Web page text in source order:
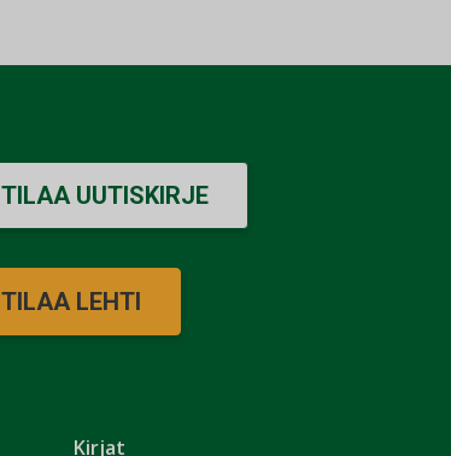
Kirjat
TILAA UUTISKIRJE
TILAA LEHTI